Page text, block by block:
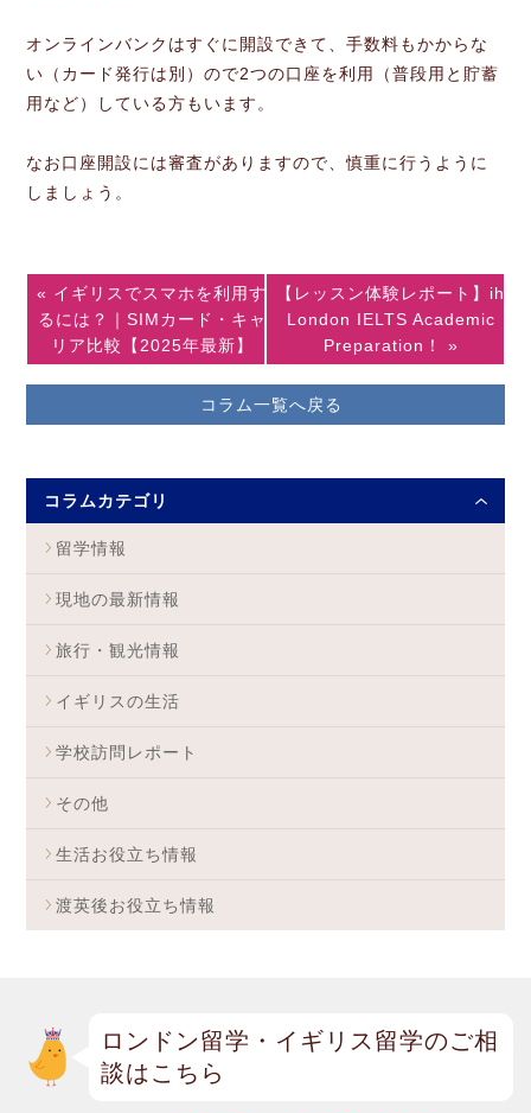
オンラインバンクはすぐに開設できて、手数料もかからな
い（カード発行は別）ので2つの口座を利用（普段用と貯蓄
用など）している方もいます。
なお口座開設には審査がありますので、慎重に行うように
しましょう。
« イギリスでスマホを利用す
るには？｜SIMカード・キャ
リア比較【2025年最新】
コラム一覧へ戻る
【レッスン体験レポート】ih
London IELTS Academic
Preparation！ »
コラムカテゴリ
留学情報
現地の最新情報
旅行・観光情報
イギリスの生活
学校訪問レポート
その他
生活お役立ち情報
渡英後お役立ち情報
ロンドン留学・イギリス留学のご相
談はこちら